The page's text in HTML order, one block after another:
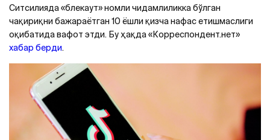
Ситсилияда «блекаут» номли чидамлиликка бўлган
чақириқни бажараётган 10 ёшли қизча нафас етишмаслиги
оқибатида вафот этди. Бу ҳақда «Корреспондент.нет»
хабар берди.